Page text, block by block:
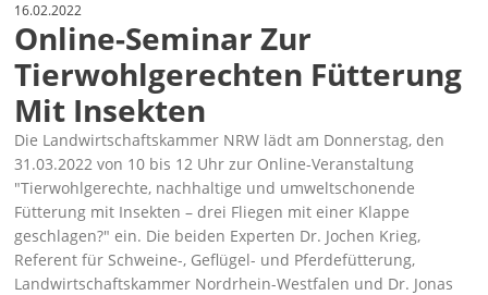
16.02.2022
Online-Seminar Zur
Tierwohlgerechten Fütterung
Mit Insekten
Die Landwirtschaftskammer NRW lädt am Donnerstag, den
31.03.2022 von 10 bis 12 Uhr zur Online-Veranstaltung
Tierwohlgerechte, nachhaltige und umweltschonende
Fütterung mit Insekten – drei Fliegen mit einer Klappe
geschlagen? ein. Die beiden Experten Dr. Jochen Krieg,
Referent für Schweine-, Geflügel- und Pferdefütterung,
Landwirtschaftskammer Nordrhein-Westfalen und Dr. Jonas